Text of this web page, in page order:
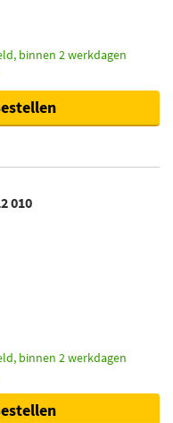
binnen 2 werkdagen
010
binnen 2 werkdagen